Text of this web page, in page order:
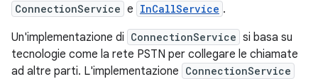
ConnectionService e InCallService .
Un'implementazione di ConnectionService si basa su
tecnologie come la rete PSTN per collegare le chiamate
ad altre parti. L'implementazione ConnectionService